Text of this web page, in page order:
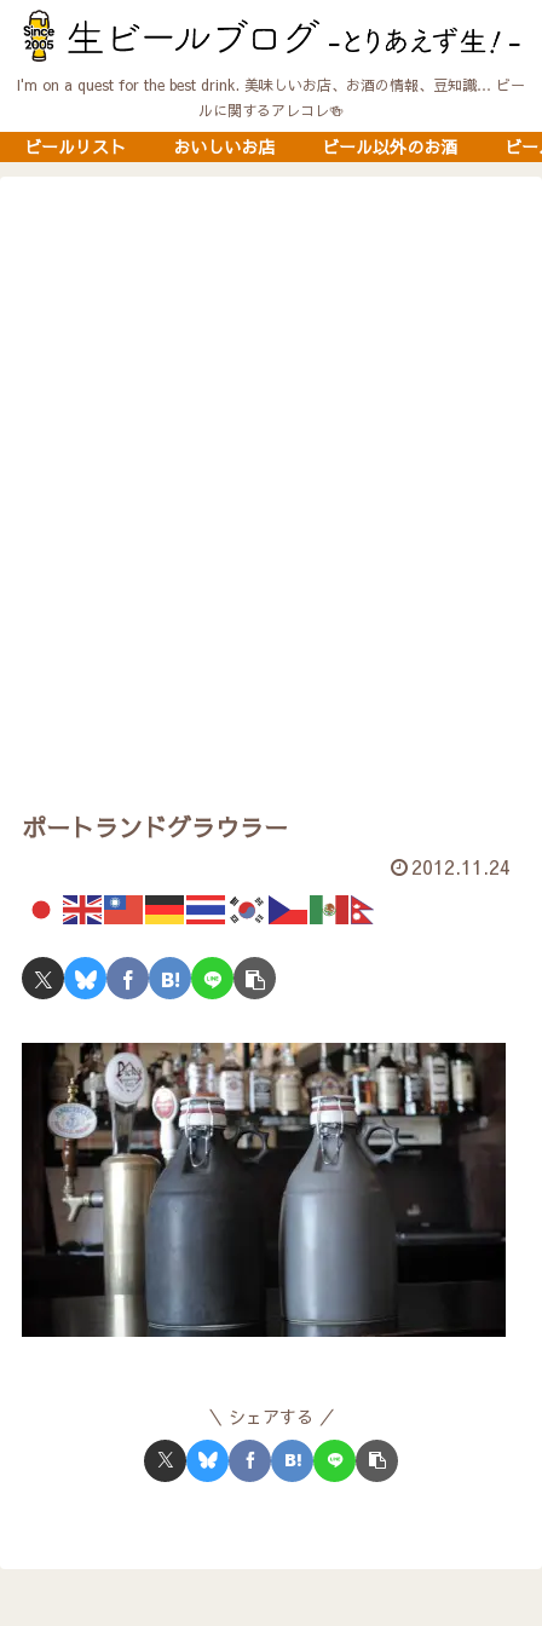
I'm on a quest for the best drink. 美味しいお店、お酒の情報、豆知識… ビー
ルに関するアレコレ🍻
ビールリスト おいしいお店 ビール以外のお酒 ビ
ポートランドグラウラー
2012.11.24
シェアする